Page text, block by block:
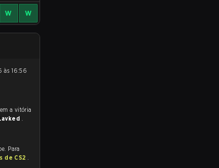
W W
.
Para
de CS2 .